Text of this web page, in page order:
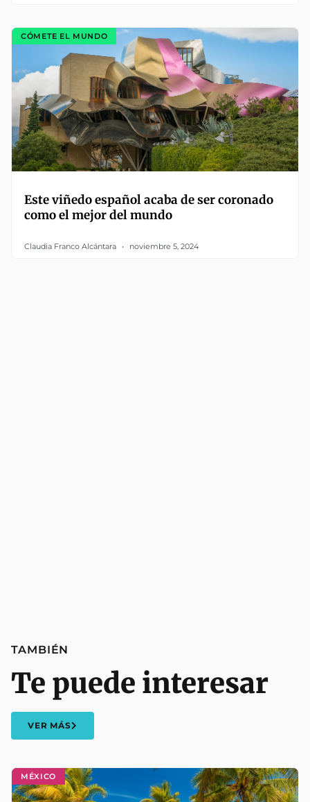
CÓMETE EL MUNDO
Este viñedo español acaba de ser coronado
como el mejor del mundo
Claudia Franco Alcántara noviembre 5, 2024
MÉXICO
TAMBIÉN
Te puede interesar
VER MÁS